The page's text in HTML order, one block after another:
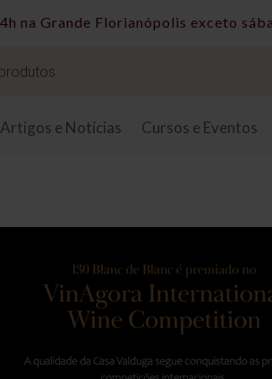
Taxas de entrega sob consulta.
Artigos e Notícias Cursos e Eventos